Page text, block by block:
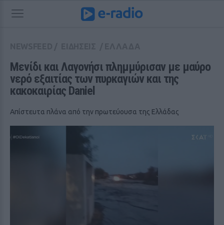
Μενίδι και Λαγονήσι πλημμύρισαν με μαύρο
νερό εξαιτίας των πυρκαγιών και της
κακοκαιρίας Daniel
Απίστευτα πλάνα από την πρωτεύουσα της Ελλάδας